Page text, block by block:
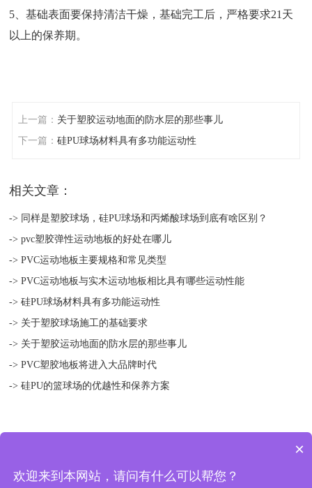
5、基础表面要保持清洁干燥，基础完工后，严格要求21天
以上的保养期。
上一篇： 关于塑胶运动地面的防水层的那些事儿
下一篇：硅PU球场材料具有多功能运动性
相关文章：
-> 同样是塑胶球场，硅PU球场和丙烯酸球场到底有啥区别？
-> pvc塑胶弹性运动地板的好处在哪儿
-> PVC运动地板主要规格和常见类型
-> PVC运动地板与实木运动地板相比具有哪些运动性能
-> 硅PU球场材料具有多功能运动性
-> 关于塑胶球场施工的基础要求
-> 关于塑胶运动地面的防水层的那些事儿
-> PVC塑胶地板将进入大品牌时代
-> 硅PU的篮球场的优越性和保养方案
版权所有 © 2018-2021 扬州绿宝人造草坪有限公司 地址：中国 江苏
×
欢迎来到本网站，请问有什么可以帮您？